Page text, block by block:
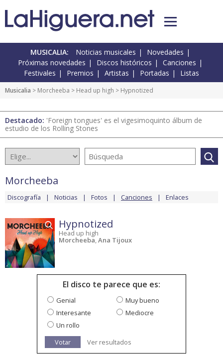
MUSICALIA: Noticias musicales
Novedades
Próximas novedades
Discos históricos
Canciones
Festivales
Premios Artistas Portadas Listas
Musicalia > Morcheeba > Head up high > Hypnotized
Destacado: 'Foreign tongues' es el vigesimoquinto álbum de
estudio de los Rolling Stones
Morcheeba
Discografía Noticias Fotos Canciones Enlaces
Hypnotized
Head up high
Morcheeba,Ana Tijoux
El disco te parece que es:
Genial
Muy bueno
Interesante
Mediocre
Un rollo
Votar
Ver resultados